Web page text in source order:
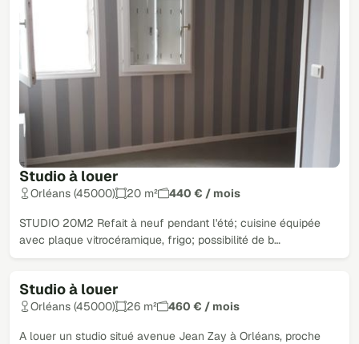
Studio à louer
Orléans (45000) 20 m² 440 € / mois
STUDIO 20M2 Refait à neuf pendant l'été; cuisine équipée
avec plaque vitrocéramique, frigo; possibilité de b…
Studio à louer
Orléans (45000) 26 m² 460 € / mois
A louer un studio situé avenue Jean Zay à Orléans, proche